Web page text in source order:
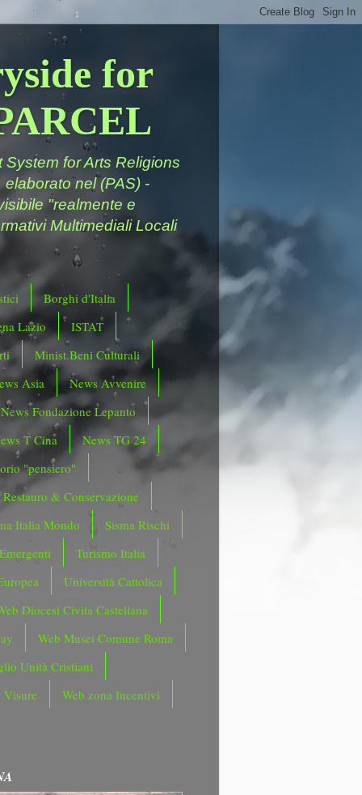
for
for Arts Religions
nel (PAS) -
"realmente e
Multimediali Locali
Borghi d'Italia
Lazio
ISTAT
Minist.Beni Culturali
Asia
News Avvenire
News Fondazione Lepanto
T Cina
News TG 24
"pensiero"
Restauro & Conservazione
Italia Mondo
Sisma Rischi
Turismo Italia
Università Cattolica
Diocesi Civita Castellana
Web Musei Comune Roma
Unità Cristiani
Visure
Web zona Incentivi